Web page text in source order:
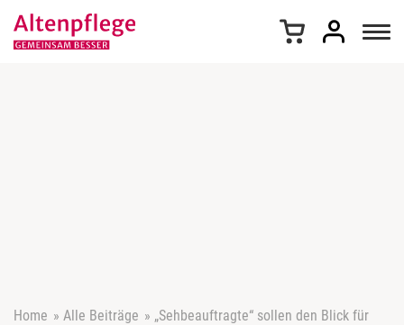
Home » Alle Beiträge » „Sehbeauftragte“ sollen den Blick für